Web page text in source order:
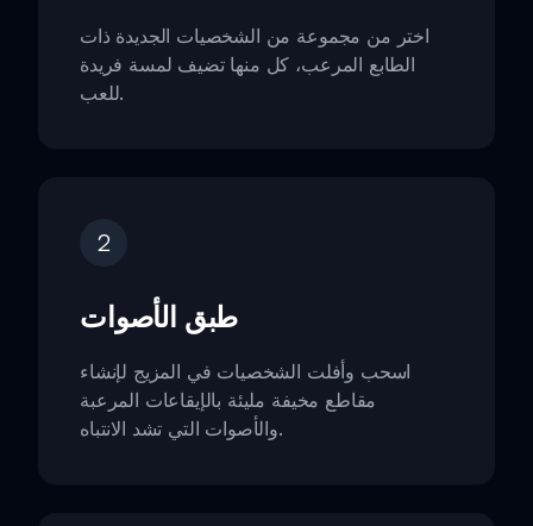
اختر من مجموعة من الشخصيات الجديدة ذات
الطابع المرعب، كل منها تضيف لمسة فريدة
للعب.
2
طبق الأصوات
اسحب وأفلت الشخصيات في المزيج لإنشاء
مقاطع مخيفة مليئة بالإيقاعات المرعبة
والأصوات التي تشد الانتباه.